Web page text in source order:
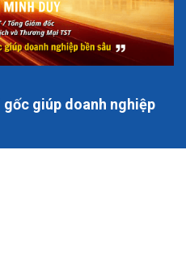
giúp doanh nghiệp